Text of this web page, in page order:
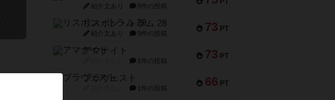
紹介文あり 8件の投稿
73 PT
リスボン・トラム 28
紹介文あり 9件の投稿
73 PT
アマナイト
1件の投稿
66 PT
ブラヴェスト
1件の投稿